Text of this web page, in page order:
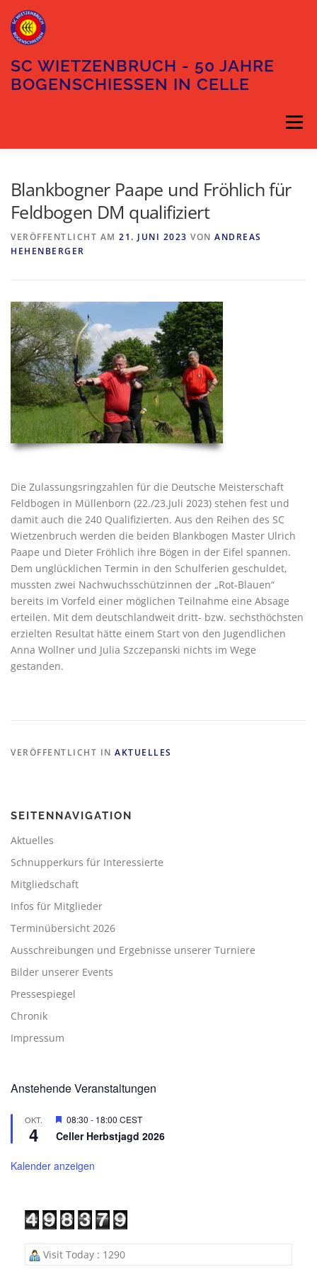
Inhalt
springen
SC WIETZENBRUCH - 50 JAHRE
BOGENSCHIESSEN IN CELLE
Menü
Blankbogner Paape und Fröhlich für
Feldbogen DM qualifiziert
VERÖFFENTLICHT AM 21. JUNI 2023 VON ANDREAS
HEHENBERGER
Die Zulassungsringzahlen für die Deutsche Meisterschaft
Feldbogen in Müllenborn (22./23.Juli 2023) stehen fest und
damit auch die 240 Qualifizierten. Aus den Reihen des SC
Wietzenbruch werden die beiden Blankbogen Master Ulrich
Paape und Dieter Fröhlich ihre Bögen in der Eifel spannen.
Dem unglücklichen Termin in den Schulferien geschuldet,
mussten zwei Nachwuchsschützinnen der „Rot-Blauen“
bereits im Vorfeld einer möglichen Teilnahme eine Absage
erteilen. Mit dem deutschlandweit dritt- bzw. sechsthöchsten
erzielten Resultat hätte einem Start von den Jugendlichen
Anna Wollner und Julia Szczepanski nichts im Wege
gestanden.
VERÖFFENTLICHT IN AKTUELLES
SEITENNAVIGATION
Aktuelles
Schnupperkurs für Interessierte
Mitgliedschaft
Infos für Mitglieder
Terminübersicht 2026
Ausschreibungen und Ergebnisse unserer Turniere
Bilder unserer Events
Pressespiegel
Chronik
Impressum
Anstehende Veranstaltungen
OKT.
4
Hervorgehoben
08:30 - 18:00 CEST
Celler Herbstjagd 2026
Kalender anzeigen
Visit Today : 1290